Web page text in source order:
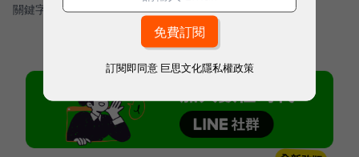
關鍵字： ＃YouTube
訂閱即同意 巨思文化隱私權政策